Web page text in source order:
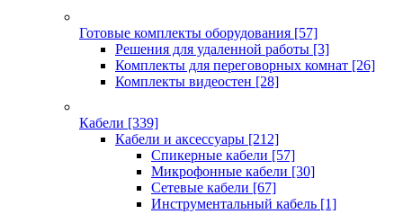
Готовые комплекты оборудования [57]
Решения для удаленной работы [3]
Комплекты для переговорных комнат [26]
Комплекты видеостен [28]
Кабели [339]
Кабели и аксессуары [212]
Спикерные кабели [57]
Микрофонные кабели [30]
Сетевые кабели [67]
Инструментальный кабель [1]